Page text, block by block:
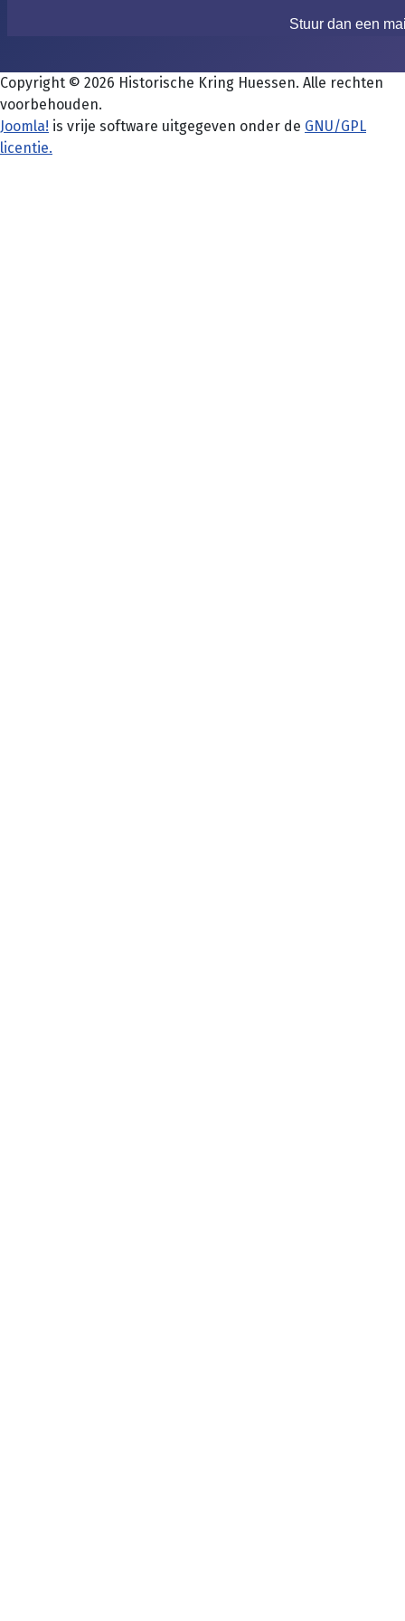
Stuur dan een
Copyright © 2026 Historische Kring Huessen. Alle rechten
voorbehouden.
Joomla! is vrije software uitgegeven onder de GNU/GPL
licentie.